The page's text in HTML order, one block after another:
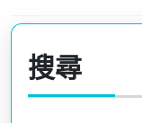
文
章
導
覽
Previous
post:
搜尋